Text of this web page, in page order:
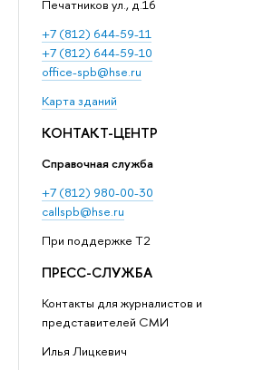
Печатников ул., д.16
+7 (812) 644-59-11
+7 (812) 644-59-10
office-spb@hse.ru
Карта зданий
КОНТАКТ-ЦЕНТР
Справочная служба
+7 (812) 980-00-30
callspb@hse.ru
При поддержке T2
ПРЕСС-СЛУЖБА
Контакты для журналистов и
представителей СМИ
Илья Лицкевич